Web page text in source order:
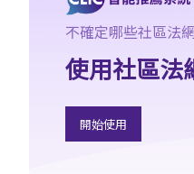
法律程序？
9. 如何以傳訊令狀展開民事
10. 如何以原訴傳票展開民
即使該人通常居於香港以
名字不詳？
不確定哪些社區法
使用社區法
開始使用